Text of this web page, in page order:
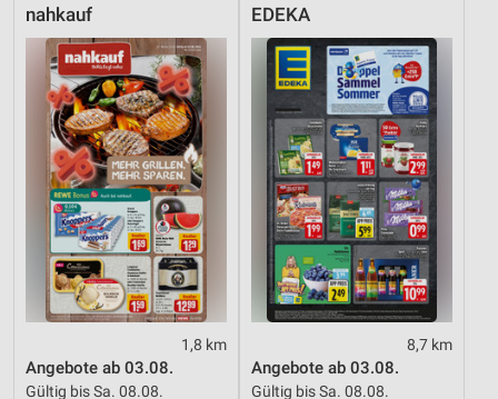
nahkauf
1,8 km
Angebote ab 03.08.
Gültig bis Sa. 08.08.
EDEKA
8,7 km
Angebote ab 03.08.
Gültig bis Sa. 08.08.